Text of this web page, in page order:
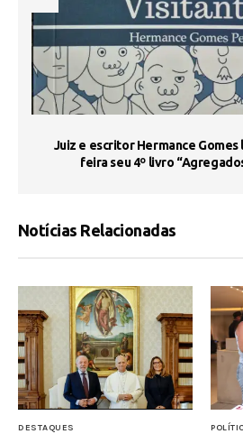
Juiz e escritor Hermance
feira seu 4º livro
Notícias Relacionadas
DESTAQUES